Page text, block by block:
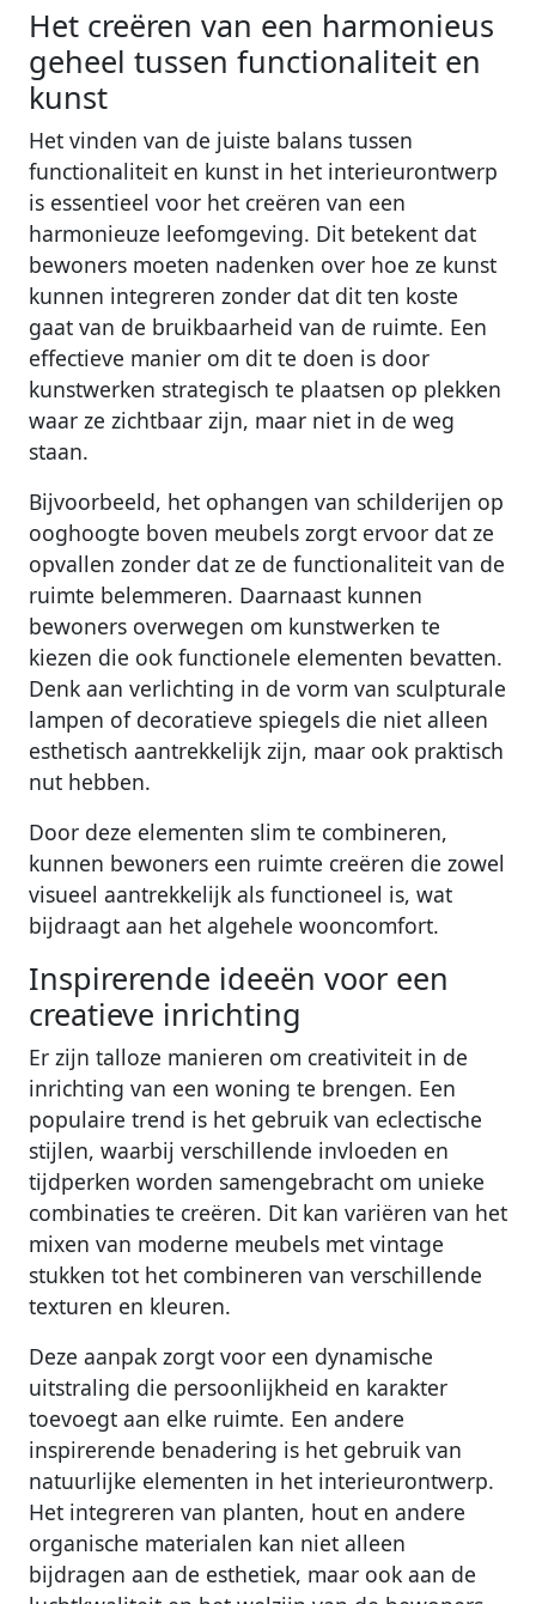
Het creëren van een harmonieus
geheel tussen functionaliteit en
kunst
Het vinden van de juiste balans tussen
functionaliteit en kunst in het interieurontwerp
is essentieel voor het creëren van een
harmonieuze leefomgeving. Dit betekent dat
bewoners moeten nadenken over hoe ze kunst
kunnen integreren zonder dat dit ten koste
gaat van de bruikbaarheid van de ruimte. Een
effectieve manier om dit te doen is door
kunstwerken strategisch te plaatsen op plekken
waar ze zichtbaar zijn, maar niet in de weg
staan.
Bijvoorbeeld, het ophangen van schilderijen op
ooghoogte boven meubels zorgt ervoor dat ze
opvallen zonder dat ze de functionaliteit van de
ruimte belemmeren. Daarnaast kunnen
bewoners overwegen om kunstwerken te
kiezen die ook functionele elementen bevatten.
Denk aan verlichting in de vorm van sculpturale
lampen of decoratieve spiegels die niet alleen
esthetisch aantrekkelijk zijn, maar ook praktisch
nut hebben.
Door deze elementen slim te combineren,
kunnen bewoners een ruimte creëren die zowel
visueel aantrekkelijk als functioneel is, wat
bijdraagt aan het algehele wooncomfort.
Inspirerende ideeën voor een
creatieve inrichting
Er zijn talloze manieren om creativiteit in de
inrichting van een woning te brengen. Een
populaire trend is het gebruik van eclectische
stijlen, waarbij verschillende invloeden en
tijdperken worden samengebracht om unieke
combinaties te creëren. Dit kan variëren van het
mixen van moderne meubels met vintage
stukken tot het combineren van verschillende
texturen en kleuren.
Deze aanpak zorgt voor een dynamische
uitstraling die persoonlijkheid en karakter
toevoegt aan elke ruimte. Een andere
inspirerende benadering is het gebruik van
natuurlijke elementen in het interieurontwerp.
Het integreren van planten, hout en andere
organische materialen kan niet alleen
bijdragen aan de esthetiek, maar ook aan de